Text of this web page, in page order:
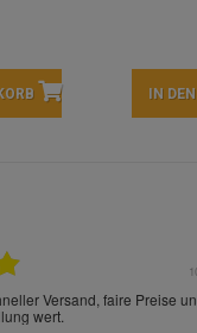
IN
wie beschrieben und